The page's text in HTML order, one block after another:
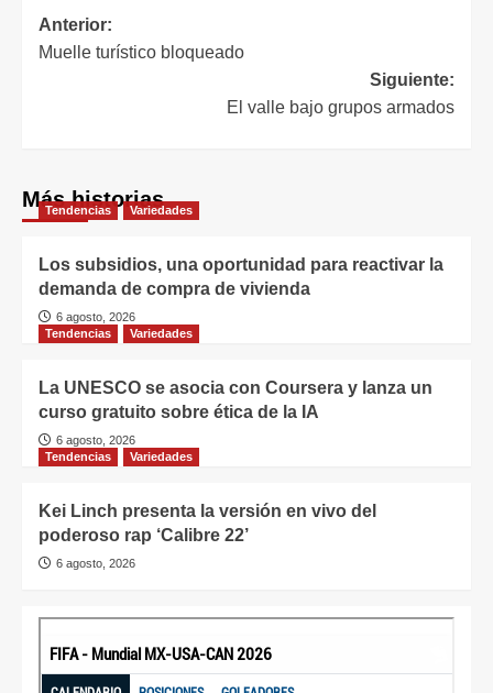
Anterior:
Muelle turístico bloqueado
Siguiente:
El valle bajo grupos armados
Más historias
Tendencias Variedades
Los subsidios, una oportunidad para reactivar la
demanda de compra de vivienda
6 agosto, 2026
Tendencias
Variedades
La UNESCO se asocia con Coursera y lanza un
curso gratuito sobre ética de la IA
6 agosto, 2026
Tendencias
Variedades
Kei Linch presenta la versión en vivo del
poderoso rap ‘Calibre 22’
6 agosto, 2026